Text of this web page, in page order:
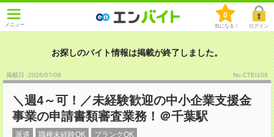
メニュー
0
気になる！ ログイン
お探しのバイト情報は掲載が終了しました。
掲載日 :2026/07/08 No.CTEI108
＼週4～可！／未経験歓迎の中小企業支援金
事業の申請書類審査業務！＠千葉駅
派遣 職種未経験OK ブランクOK